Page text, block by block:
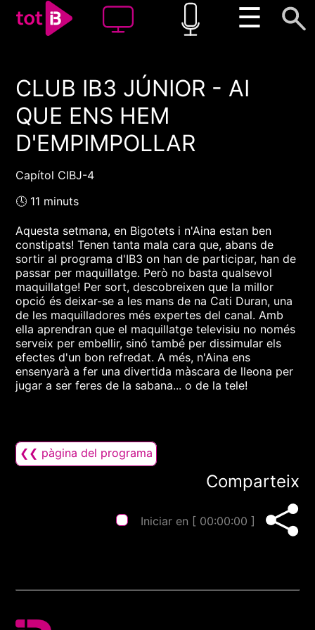
☰
00:00 00:00
1x
CLUB IB3 JÚNIOR - AI
QUE ENS HEM
D'EMPIMPOLLAR
Capítol CIBJ-4
🕓 11 minuts
Aquesta setmana, en Bigotets i n'Aina estan ben
constipats! Tenen tanta mala cara que, abans de
sortir al programa d'IB3 on han de participar, han de
passar per maquillatge. Però no basta qualsevol
maquillatge! Per sort, descobreixen que la millor
opció és deixar-se a les mans de na Cati Duran, una
de les maquilladores més expertes del canal. Amb
ella aprendran que el maquillatge televisiu no només
serveix per embellir, sinó també per dissimular els
efectes d'un bon refredat. A més, n'Aina ens
ensenyarà a fer una divertida màscara de lleona per
jugar a ser feres de la sabana... o de la tele!
❮❮ pàgina del programa
Comparteix
Iniciar en [ 00:00:00 ]